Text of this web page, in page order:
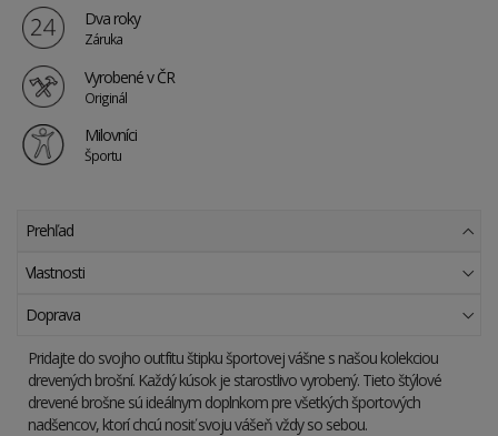
Dva roky
Záruka
Vyrobené v ČR
Originál
Milovníci
Športu
Prehľad
Vlastnosti
Doprava
Pridajte do svojho outfitu štipku športovej vášne s našou kolekciou
drevených brošní. Každý kúsok je starostlivo vyrobený. Tieto štýlové
drevené brošne sú ideálnym doplnkom pre všetkých športových
nadšencov, ktorí chcú nosiť svoju vášeň vždy so sebou.